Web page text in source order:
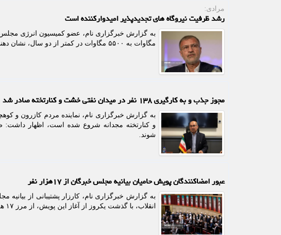
مرادی:
رشد ظرفیت نیروگاه های تجدیدپذیر امیدوارکننده است
مگاوات به ۵۵۰۰ مگاوات در کمتر از دو سال، نشان دهنده شتاب گرفتن توسعه انرژی های پاک است.
مجوز جذب و به کارگیری ۱۳۸ نفر در میدان نفتی خشت و کنارتخته صادر شد
به گزارش خبرگزاری نام، نماینده مردم کازرون و
و کنارتخته مجدانه شروع شده است، اظهار داشت:
شوند.
عبور امضاکنندگان پویش حامیان بیانیه مجلس خبرگان از ۱۷هزار نفر
به گزارش خبرگزاری نام، کارزار پشتیبانی از
انقلاب، با گذشت یکروز از آغاز این پویش، از مرز ۱۷ هزار امضا عبور کرد.